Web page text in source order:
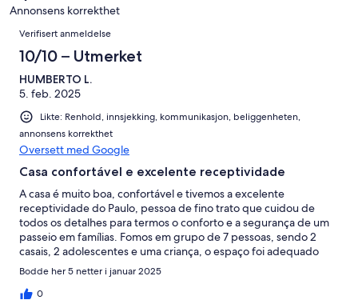
anmeldelser.
totalt
anmeldelser.
Annonsens korrekthet
Anmeldelser
Verifisert anmeldelse
10/10 – Utmerket
HUMBERTO L.
5. feb. 2025
Likte: Renhold, innsjekking, kommunikasjon, beliggenheten,
annonsens korrekthet
Oversett med Google
Casa confortável e excelente receptividade
A casa é muito boa, confortável e tivemos a excelente
receptividade do Paulo, pessoa de fino trato que cuidou de
todos os detalhes para termos o conforto e a segurança de um
passeio em famílias. Fomos em grupo de 7 pessoas, sendo 2
casais, 2 adolescentes e uma criança, o espaço foi adequado
para nos acomodarmos. Há um enorme quintal com gramado,
jardim, redes para o deleite, após a praia, alem da churrasqueira
como toque final. Nota 10 esse imóvel e seu proprietário. Desde
Bodde her 5 netter i januar 2025
0